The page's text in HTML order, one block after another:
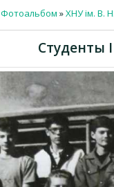
Фотоальбом »ХНУ ім. В.
Студенты